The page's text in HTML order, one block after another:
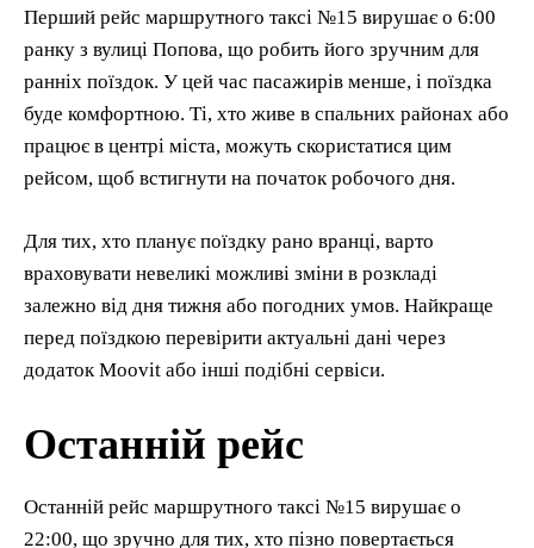
Перший рейс маршрутного таксі №15 вирушає о 6:00
ранку з вулиці Попова, що робить його зручним для
ранніх поїздок. У цей час пасажирів менше, і поїздка
буде комфортною. Ті, хто живе в спальних районах або
працює в центрі міста, можуть скористатися цим
рейсом, щоб встигнути на початок робочого дня.
Для тих, хто планує поїздку рано вранці, варто
враховувати невеликі можливі зміни в розкладі
залежно від дня тижня або погодних умов. Найкраще
перед поїздкою перевірити актуальні дані через
додаток Moovit або інші подібні сервіси.
Останній рейс
Останній рейс маршрутного таксі №15 вирушає о
22:00, що зручно для тих, хто пізно повертається